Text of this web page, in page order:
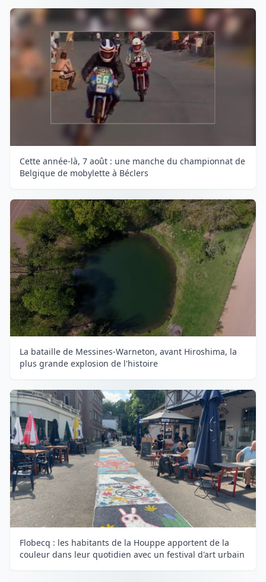
Cette année-là, 7 août : une manche du championnat de
Belgique de mobylette à Béclers
La bataille de Messines-Warneton, avant Hiroshima, la
plus grande explosion de l'histoire
Flobecq : les habitants de la Houppe apportent de la
couleur dans leur quotidien avec un festival d'art urbain